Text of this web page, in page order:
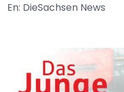
En: DieSachsen News